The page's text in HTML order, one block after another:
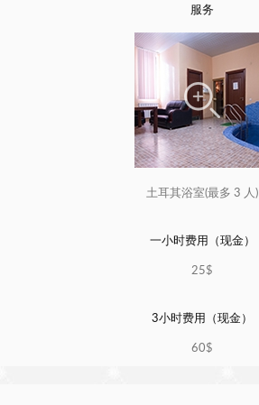
服务
土耳其浴室(最多 3 人)
一小时费用（现金）
25$
3小时费用（现金）
60$